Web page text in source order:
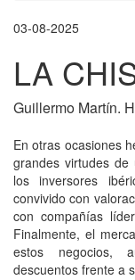
03-08-2025
LA
Guillermo Martín.
En otras ocasiones
grandes virtudes
los inversores
convivido con
con compañías
Finalmente, el
estos negocios,
descuentos frente a